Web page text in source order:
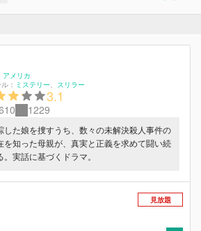
アメリカ
： ミステリー スリラー
3.1
1229
した娘を捜すうち、数々の未解決殺人事件の
を知った母親が、真実と正義を求めて闘い続
。実話に基づくドラマ。
見放題